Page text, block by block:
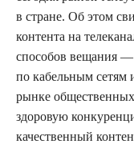
в стране. Об этом
контента на
способов вещания —
по кабельным сетям
рынке
здоровую
качественный